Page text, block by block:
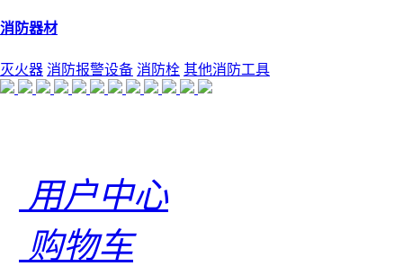
消防器材
灭火器 消防报警设备 消防栓 其他消防工具
用户中心
购物车